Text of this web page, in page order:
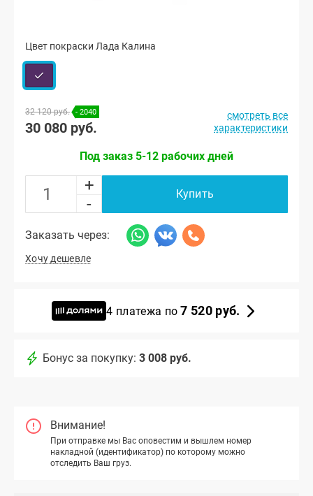
Цвет покраски Лада Калина
32 120 руб. - 2040
30 080 руб.
смотреть все
характеристики
Под заказ 5-12 рабочих дней
+
-
Купить
Заказать через:
Хочу дешевле
4 платежа по7 520 руб.
Бонус за покупку: 3 008 руб.
Внимание!
При отправке мы Вас оповестим и вышлем номер
накладной (идентификатор) по которому можно
отследить Ваш груз.